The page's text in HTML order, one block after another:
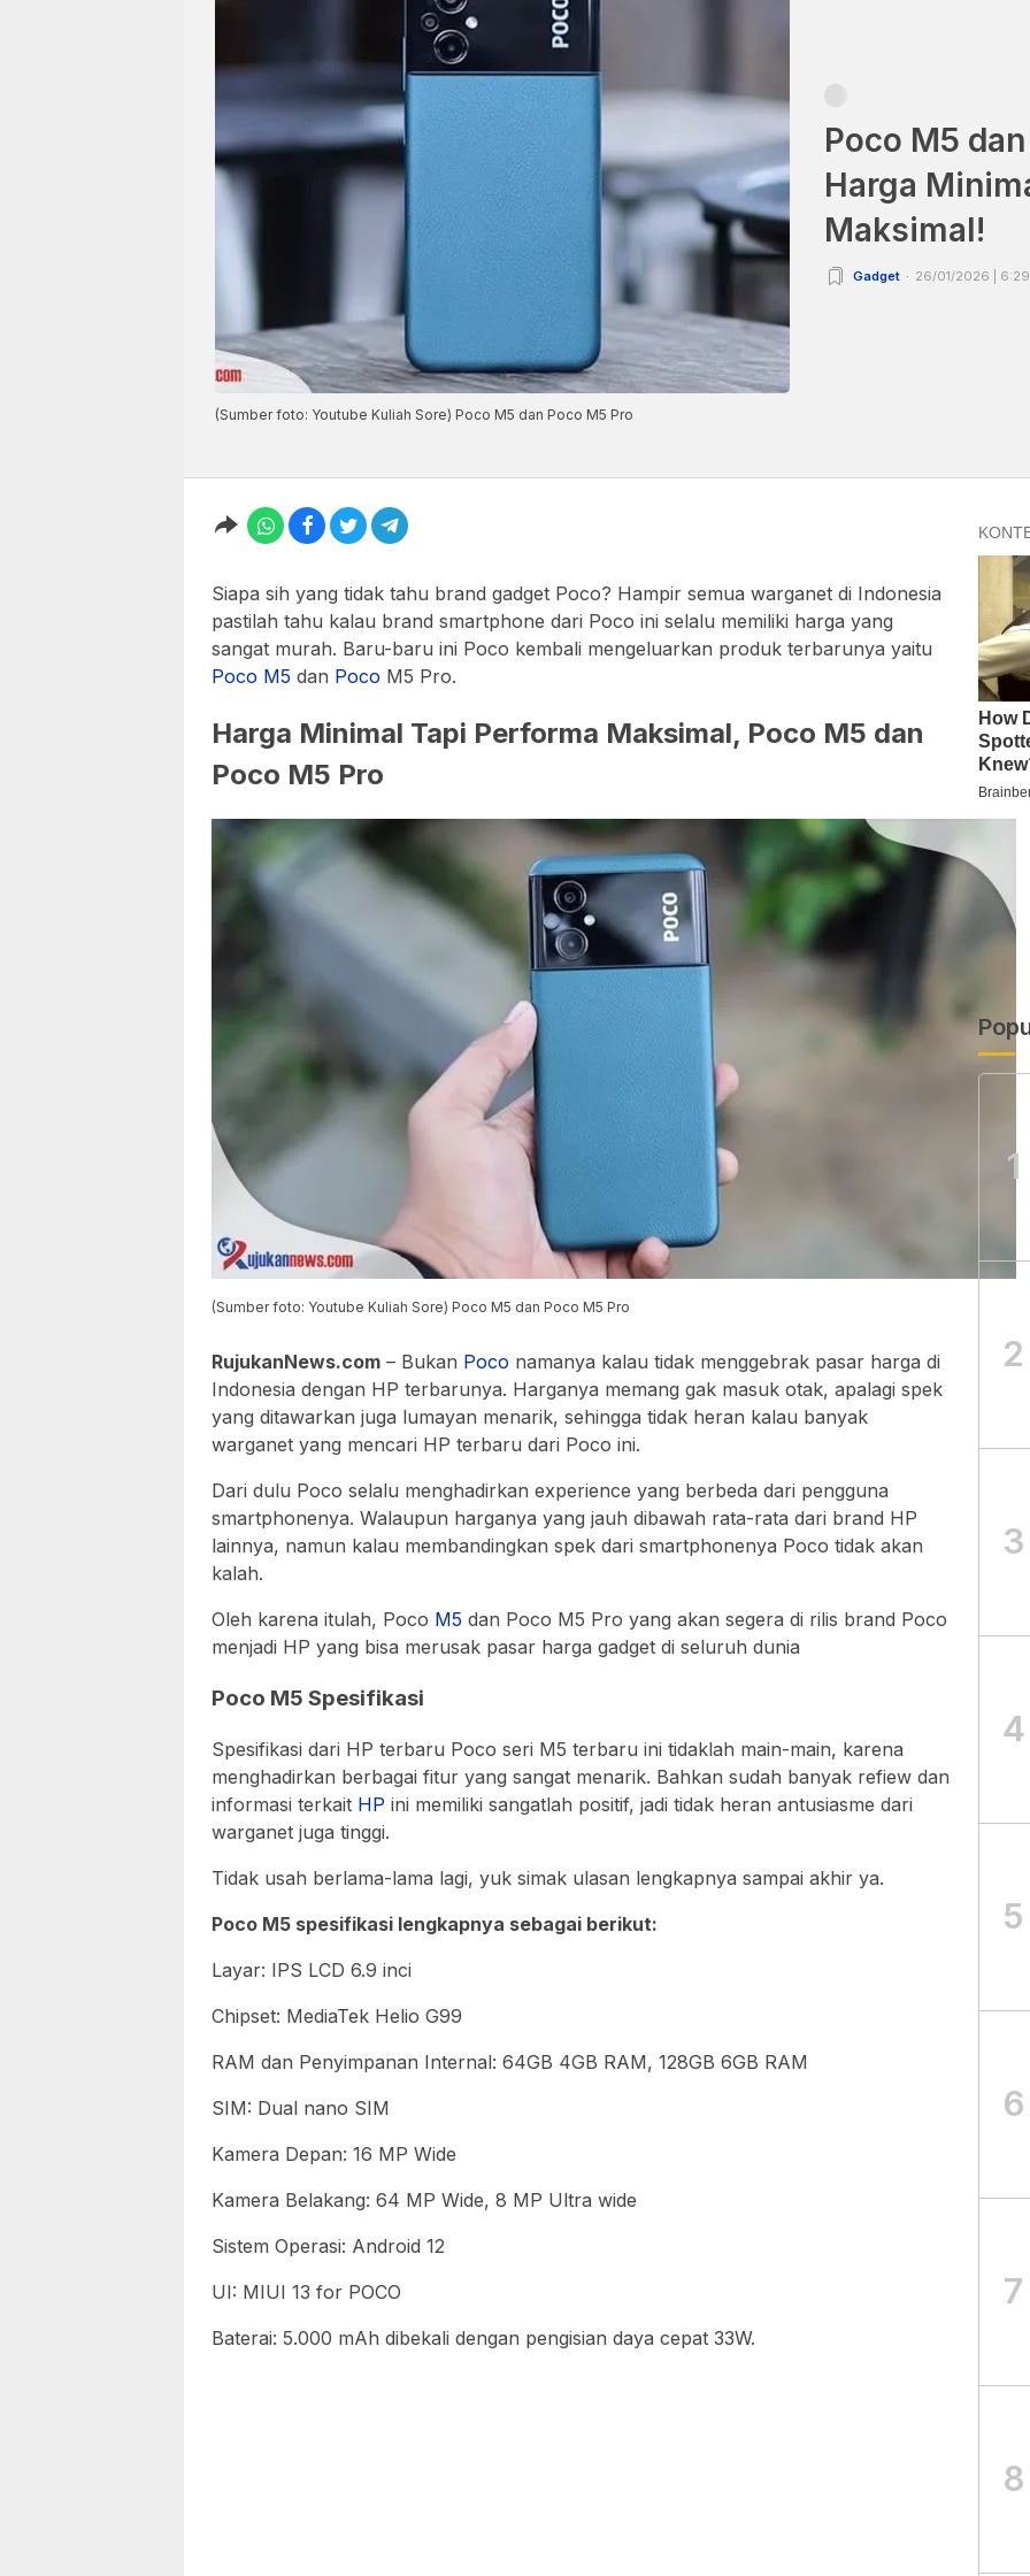
(Sumber foto: Youtube Kuliah Sore) Poco M5 dan Poco M5 Pro
Poco M5
Harga
Maksimal!
Gadget 26/01/2026 |
Siapa sih yang tidak tahu brand gadget Poco? Hampir semua warganet di Indonesia
pastilah tahu kalau brand smartphone dari Poco ini selalu memiliki harga yang
sangat murah. Baru-baru ini Poco kembali mengeluarkan produk terbarunya yaitu
Poco M5 dan Poco M5 Pro.
Harga Minimal Tapi Performa Maksimal, Poco M5 dan
Poco M5 Pro
(Sumber foto: Youtube Kuliah Sore) Poco M5 dan Poco M5 Pro
RujukanNews.com – Bukan Poco namanya kalau tidak menggebrak pasar harga di
Indonesia dengan HP terbarunya. Harganya memang gak masuk otak, apalagi spek
yang ditawarkan juga lumayan menarik, sehingga tidak heran kalau banyak
warganet yang mencari HP terbaru dari Poco ini.
Dari dulu Poco selalu menghadirkan experience yang berbeda dari pengguna
smartphonenya. Walaupun harganya yang jauh dibawah rata-rata dari brand HP
lainnya, namun kalau membandingkan spek dari smartphonenya Poco tidak akan
kalah.
Oleh karena itulah, Poco M5 dan Poco M5 Pro yang akan segera di rilis brand Poco
menjadi HP yang bisa merusak pasar harga gadget di seluruh dunia
Poco M5 Spesifikasi
Spesifikasi dari HP terbaru Poco seri M5 terbaru ini tidaklah main-main, karena
menghadirkan berbagai fitur yang sangat menarik. Bahkan sudah banyak refiew dan
informasi terkait HP ini memiliki sangatlah positif, jadi tidak heran antusiasme dari
warganet juga tinggi.
Tidak usah berlama-lama lagi, yuk simak ulasan lengkapnya sampai akhir ya.
Poco M5 spesifikasi lengkapnya sebagai berikut:
Layar: IPS LCD 6.9 inci
Chipset: MediaTek Helio G99
RAM dan Penyimpanan Internal: 64GB 4GB RAM, 128GB 6GB RAM
SIM: Dual nano SIM
Kamera Depan: 16 MP Wide
Kamera Belakang: 64 MP Wide, 8 MP Ultra wide
Sistem Operasi: Android 12
UI: MIUI 13 for POCO
Baterai: 5.000 mAh dibekali dengan pengisian daya cepat 33W.
1
2
3
4
5
6
7
8